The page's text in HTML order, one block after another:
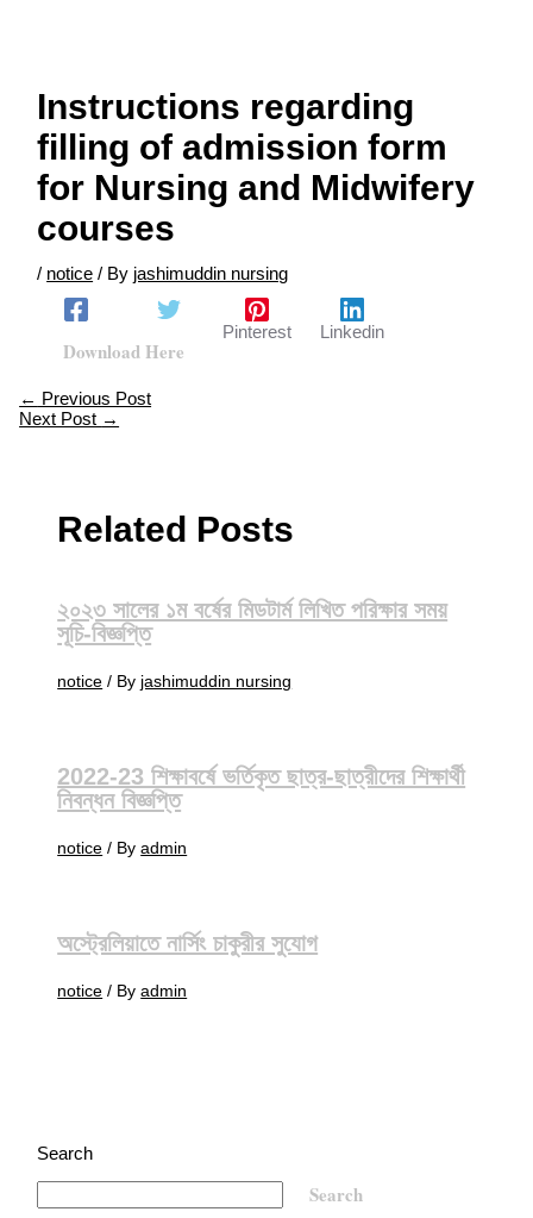
Instructions regarding
filling of admission form
for Nursing and Midwifery
courses
/ notice / By jashimuddin nursing
Pinterest Linkedin
Download Here
← Previous Post
Next Post →
Related Posts
২০২৩ সালের ১ম বর্ষের মিডটার্ম লিখিত পরিক্ষার সময়
সূচি-বিজ্ঞপ্তি
notice / By jashimuddin nursing
2022-23 শিক্ষাবর্ষে ভর্তিকৃত ছাত্র-ছাত্রীদের শিক্ষার্থী
নিবন্ধন বিজ্ঞপ্তি
notice / Byadmin
অস্ট্রেলিয়াতে নার্সিং চাকুরীর সুযোগ
notice / Byadmin
Search
Search